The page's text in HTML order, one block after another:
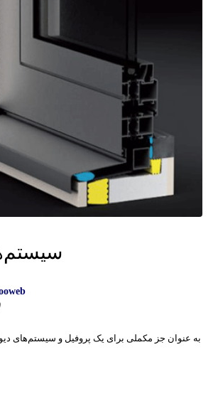
به عنوان جز مکملی برای یک پروفیل و سیستم‌های